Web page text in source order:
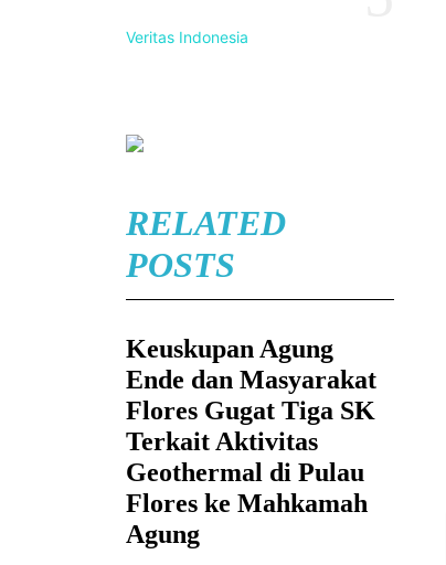
Veritas Indonesia
RELATED
POSTS
Keuskupan Agung
Ende dan Masyarakat
Flores Gugat Tiga SK
Terkait Aktivitas
Geothermal di Pulau
Flores ke Mahkamah
Agung